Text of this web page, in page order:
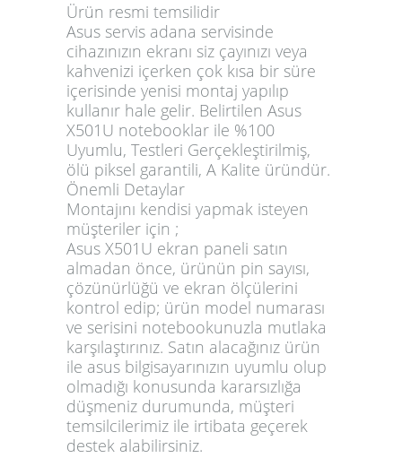
Ürün resmi temsilidir
Asus servis adana servisinde
cihazınızın ekranı siz çayınızı veya
kahvenizi içerken çok kısa bir süre
içerisinde yenisi montaj yapılıp
kullanır hale gelir. Belirtilen Asus
X501U notebooklar ile %100
Uyumlu, Testleri Gerçekleştirilmiş,
ölü piksel garantili, A Kalite üründür.
Önemli Detaylar
Montajını kendisi yapmak isteyen
müşteriler için ;
Asus X501U ekran paneli satın
almadan önce, ürünün pin sayısı,
çözünürlüğü ve ekran ölçülerini
kontrol edip; ürün model numarası
ve serisini notebookunuzla mutlaka
karşılaştırınız. Satın alacağınız ürün
ile asus bilgisayarınızın uyumlu olup
olmadığı konusunda kararsızlığa
düşmeniz durumunda, müşteri
temsilcilerimiz ile irtibata geçerek
destek alabilirsiniz.